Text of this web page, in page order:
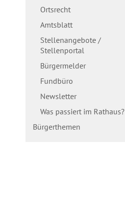
Ortsrecht
Amtsblatt
Stellenangebote /
Stellenportal
Bürgermelder
Fundbüro
Newsletter
Was passiert im Rathaus?
Bürgerthemen